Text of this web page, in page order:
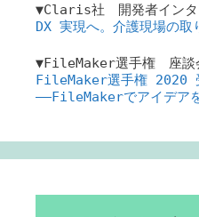
▼Claris社 開発者インタ
DX 実現へ。介護現場の取
▼FileMaker選手権 座談
FileMaker選手権 2020
――FileMakerでアイデア